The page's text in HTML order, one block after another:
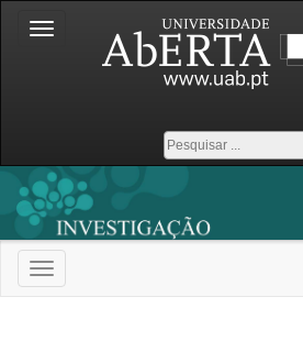
Toggle
navigation
Toggle
navigation